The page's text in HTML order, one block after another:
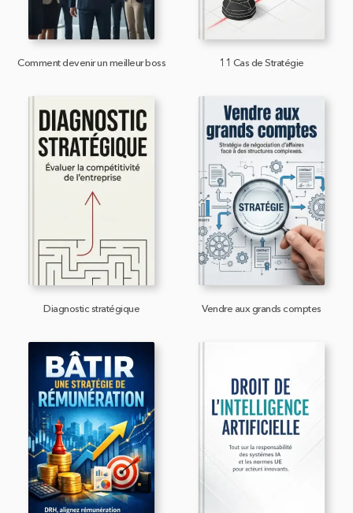
Comment devenir un meilleur boss 11 Cas de Stratégie
Diagnostic stratégique Vendre aux grands comptes